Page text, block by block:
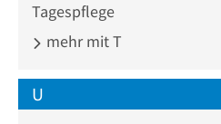
Tagespflege
mehr mit T
U